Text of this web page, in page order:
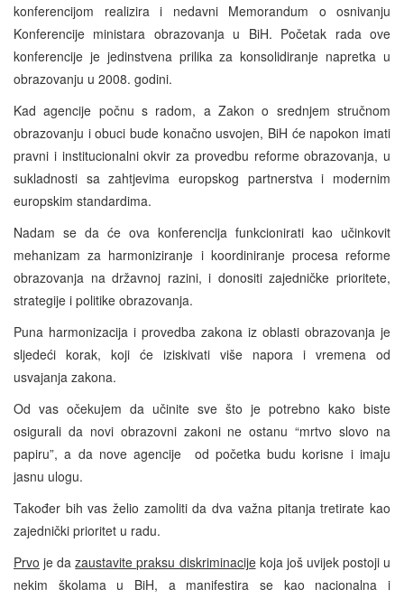
konferencijom realizira i nedavni Memorandum o osnivanju
Konferencije ministara obrazovanja u BiH. Početak rada ove
konferencije je jedinstvena prilika za konsolidiranje napretka u
obrazovanju u 2008. godini.
Kad agencije počnu s radom, a Zakon o srednjem stručnom
obrazovanju i obuci bude konačno usvojen, BiH će napokon imati
pravni i institucionalni okvir za provedbu reforme obrazovanja, u
sukladnosti sa zahtjevima europskog partnerstva i modernim
europskim standardima.
Nadam se da će ova konferencija funkcionirati kao učinkovit
mehanizam za harmoniziranje i koordiniranje procesa reforme
obrazovanja na državnoj razini, i donositi zajedničke prioritete,
strategije i politike obrazovanja.
Puna harmonizacija i provedba zakona iz oblasti obrazovanja je
sljedeći korak, koji će iziskivati više napora i vremena od
usvajanja zakona.
Od vas očekujem da učinite sve što je potrebno kako biste
osigurali da novi obrazovni zakoni ne ostanu “mrtvo slovo na
papiru”, a da nove agencije od početka budu korisne i imaju
jasnu ulogu.
Također bih vas želio zamoliti da dva važna pitanja tretirate kao
zajednički prioritet u radu.
Prvo je dazaustavite praksu diskriminacijekoja još uvijek postoji u
nekim školama u BiH, a manifestira se kao nacionalna i